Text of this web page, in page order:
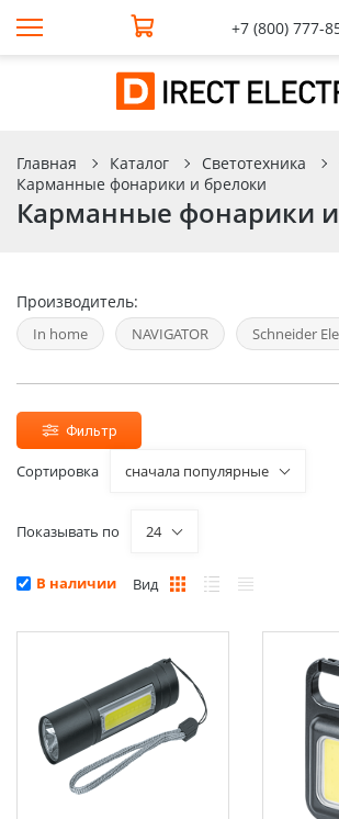
+7 (800) 777-
Главная Каталог Светотехника
Карманные фонарики и брелоки
Карманные фонарики
Производитель:
In home NAVIGATOR Schneider
Фильтр
Сортировка сначала популярные
Показывать по 24
В наличии Вид